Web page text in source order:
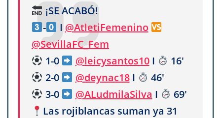
¡SE ACABÓ!
-
I @AtletiFemenino
@SevillaFC_Fem
1-0
@leicysantos10I
16'
2-0
@deynac18I
46'
3-0
@ALudmilaSilva I
69'
Las rojiblancas suman ya 31